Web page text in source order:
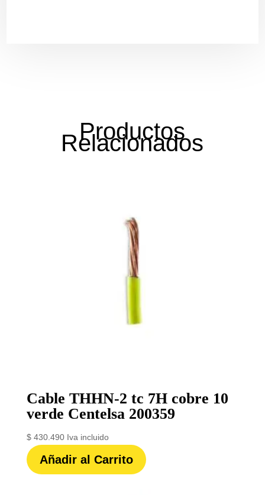
Productos
Relacionados
Cable THHN-2 tc 7H cobre 10
verde Centelsa 200359
$430.490 Iva incluido
Añadir al Carrito